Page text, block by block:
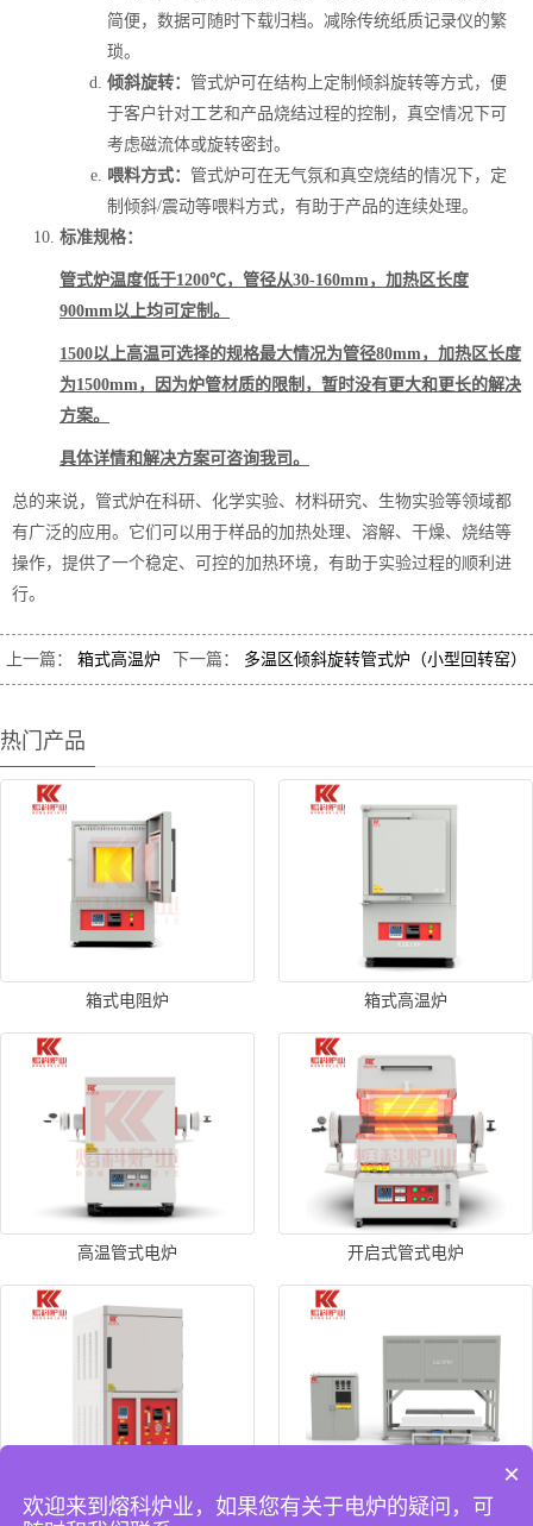
简便，数据可随时下载归档。减除传统纸质记录仪的繁
琐。
倾斜旋转： 管式炉可在结构上定制倾斜旋转等方式，便
于客户针对工艺和产品烧结过程的控制，真空情况下可
考虑磁流体或旋转密封。
喂料方式： 管式炉可在无气氛和真空烧结的情况下，定
制倾斜/震动等喂料方式，有助于产品的连续处理。
标准规格：
管式炉温度低于1200℃，管径从30-160mm，加热区长度
900mm以上均可定制。
1500以上高温可选择的规格最大情况为管径80mm，加热区长度
为1500mm，因为炉管材质的限制，暂时没有更大和更长的解决
方案。
具体详情和解决方案可咨询我司。
总的来说，管式炉在科研、化学实验、材料研究、生物实验等领域都
有广泛的应用。它们可以用于样品的加热处理、溶解、干燥、烧结等
操作，提供了一个稳定、可控的加热环境，有助于实验过程的顺利进
行。
上一篇： 箱式高温炉 下一篇： 多温区倾斜旋转管式炉（小型回转窑）
热门产品
箱式电阻炉 箱式高温炉
高温管式电炉 开启式管式电炉
真空气氛箱式炉 双料台高温升降炉
×
欢迎来到熔科炉业，如果您有关于电炉的疑问，可